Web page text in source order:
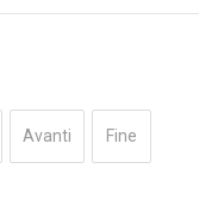
Avanti Fine